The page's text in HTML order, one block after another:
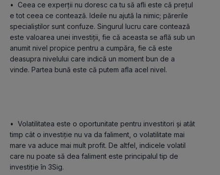
•	Ceea ce experții nu doresc ca tu să afli este că prețul
e tot ceea ce contează. Ideile nu ajută la nimic; părerile
specialiștilor sunt confuze. Singurul lucru care contează
este valoarea unei investiții, fie că aceasta se află sub un
anumit nivel propice pentru a cumpăra, fie că este
deasupra nivelului care indică un moment bun de a
vinde. Partea bună este că putem afla acel nivel.
•	Volatilitatea este o oportunitate pentru investitori și atât
timp cât o investiție nu va da faliment, o volatilitate mai
mare va aduce mai mult profit. De altfel, indicele volatil
care nu poate să dea faliment este principalul tip de
investiție în 3Sig.